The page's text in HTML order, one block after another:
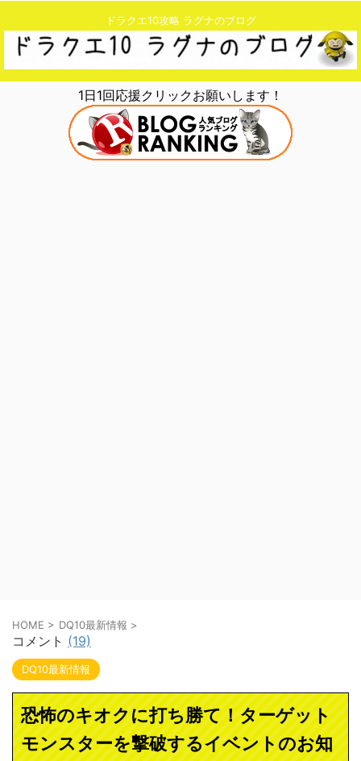
ドラクエ10攻略 ラグナのブログ
1日1回応援クリックお願いします！
HOME > DQ10最新情報 >
コメント (19)
DQ10最新情報
恐怖のキオクに打ち勝て！ターゲット
モンスターを撃破するイベントのお知